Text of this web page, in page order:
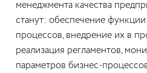
менеджмента качества
станут: обеспечение
процессов, внедрение их в
реализация регламентов,
параметров бизнес-